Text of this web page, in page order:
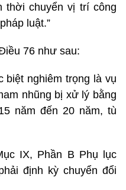
thời chuyển vị trí công
luật.”
76 như sau:
biệt nghiêm trọng là vụ
nhũng bị xử lý bằng
năm đến 20 năm, tù
IX, Phần B Phụ lục
định kỳ chuyển đổi